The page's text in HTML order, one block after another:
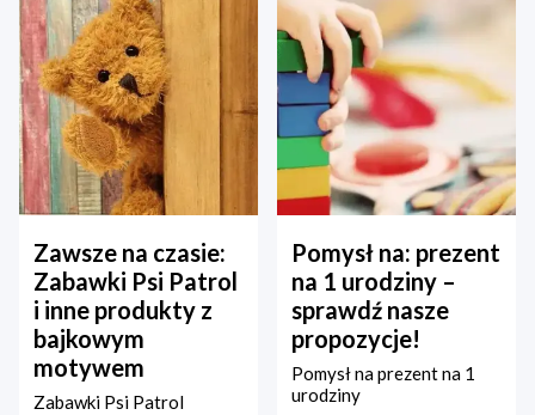
Zawsze na czasie:
Zabawki Psi Patrol
i inne produkty z
bajkowym
motywem
Zabawki Psi Patrol
Pomysł na: prezent
na 1 urodziny –
sprawdź nasze
propozycje!
Pomysł na prezent na 1
urodziny